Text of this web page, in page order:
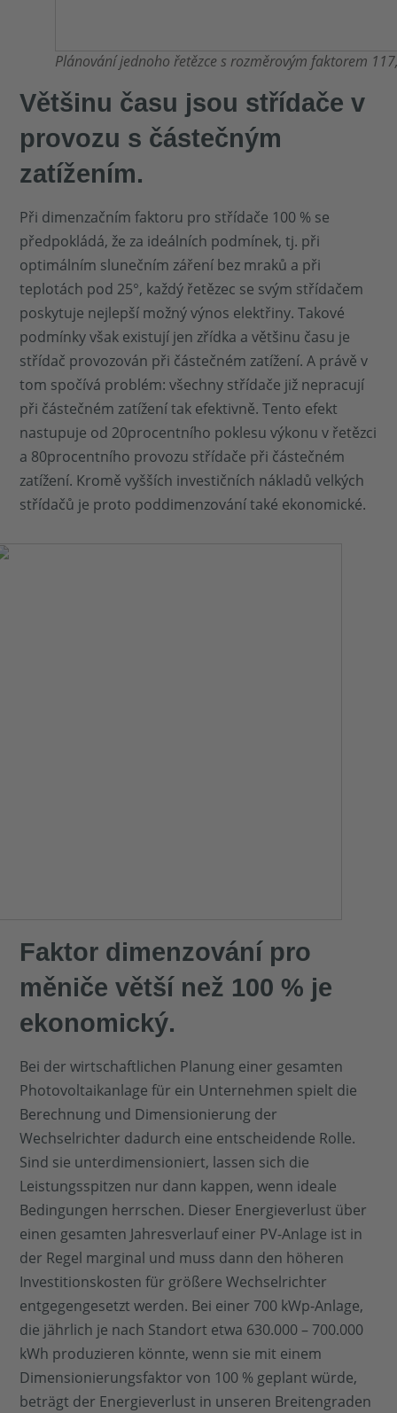
Plánování jednoho řetězce s rozměrovým faktorem
Většinu času jsou střídače v
provozu s částečným
zatížením.
Při dimenzačním faktoru pro střídače 100 % se
předpokládá, že za ideálních podmínek, tj. při
optimálním slunečním záření bez mraků a při
teplotách pod 25°, každý řetězec se svým střídačem
poskytuje nejlepší možný výnos elektřiny. Takové
podmínky však existují jen zřídka a většinu času je
střídač provozován při částečném zatížení. A právě v
tom spočívá problém: všechny střídače již nepracují
při částečném zatížení tak efektivně. Tento efekt
nastupuje od 20procentního poklesu výkonu v řetězci
a 80procentního provozu střídače při částečném
zatížení. Kromě vyšších investičních nákladů velkých
střídačů je proto poddimenzování také ekonomické.
Faktor dimenzování pro
měniče větší než 100 % je
ekonomický.
Bei der wirtschaftlichen Planung einer gesamten
Photovoltaikanlage für ein Unternehmen spielt die
Berechnung und Dimensionierung der
Wechselrichter dadurch eine entscheidende Rolle.
Sind sie unterdimensioniert, lassen sich die
Leistungsspitzen nur dann kappen, wenn ideale
Bedingungen herrschen. Dieser Energieverlust über
einen gesamten Jahresverlauf einer PV-Anlage ist in
der Regel marginal und muss dann den höheren
Investitionskosten für größere Wechselrichter
entgegengesetzt werden. Bei einer 700 kWp-Anlage,
die jährlich je nach Standort etwa 630.000 – 700.000
kWh produzieren könnte, wenn sie mit einem
Dimensionierungsfaktor von 100 % geplant würde,
beträgt der Energieverlust in unseren Breitengraden